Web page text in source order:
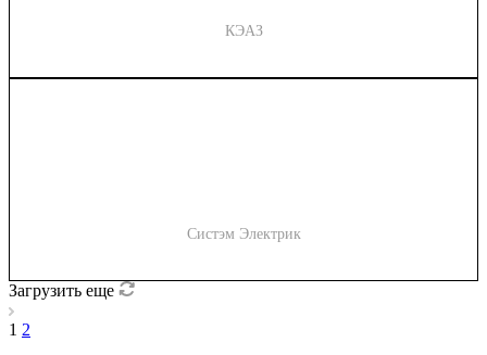
КЭАЗ
Систэм Электрик
Загрузить еще
1 2